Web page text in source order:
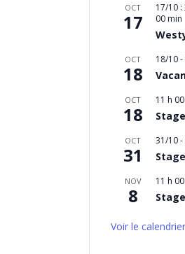
OCT
17
17/10 :
00 min
OCT
18
18/10-
OCT
18
11 h
OCT
31
31/10-
NOV
8
11 h
Voir le calendrier